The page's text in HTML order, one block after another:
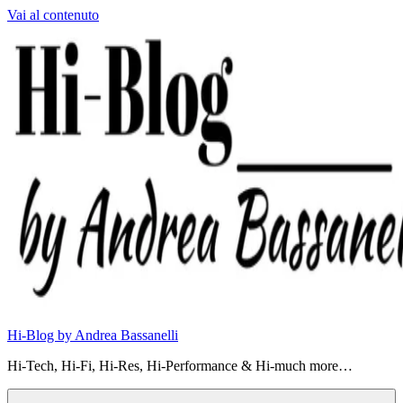
Vai al contenuto
Hi-Blog by Andrea Bassanelli
Hi-Tech, Hi-Fi, Hi-Res, Hi-Performance & Hi-much more…